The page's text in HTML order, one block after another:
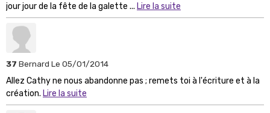
jour jour de la fête de la galette ... Lire la suite
37 Bernard Le 05/01/2014
Allez Cathy ne nous abandonne pas ; remets toi à l'écriture et à la
création. Lire la suite